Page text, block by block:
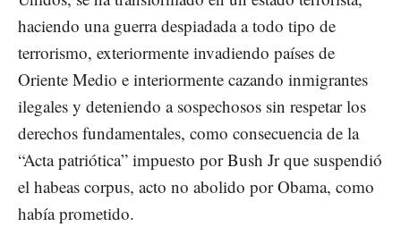
haciendo una guerra despiadada a todo tipo de
terrorismo, exteriormente invadiendo países de
Oriente Medio e interiormente cazando inmigrantes
ilegales y deteniendo a sospechosos sin respetar los
derechos fundamentales, como consecuencia de la
“Acta patriótica” impuesto por Bush Jr que suspendió
el habeas corpus, acto no abolido por Obama, como
había prometido.